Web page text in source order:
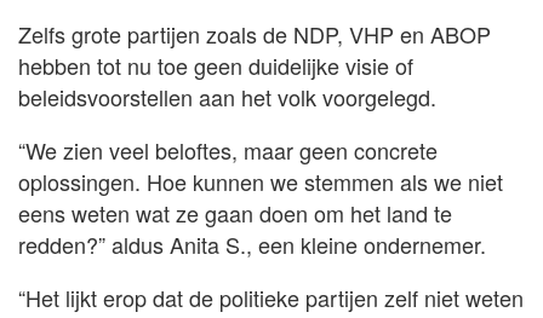
Zelfs grote partijen zoals de NDP, VHP en ABOP
hebben tot nu toe geen duidelijke visie of
beleidsvoorstellen aan het volk voorgelegd.
“We zien veel beloftes, maar geen concrete
oplossingen. Hoe kunnen we stemmen als we niet
eens weten wat ze gaan doen om het land te
redden?” aldus Anita S., een kleine ondernemer.
“Het lijkt erop dat de politieke partijen zelf niet weten